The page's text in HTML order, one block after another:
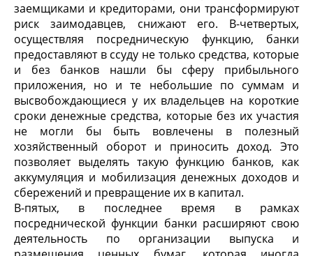
заемщиками и кредиторами, они трансформируют
риск заимодавцев, снижают его. В-четвертых,
осуществляя посредническую функцию, банки
предоставляют в ссуду не только средства, которые
и без банков нашли бы сферу прибыльного
приложения, но и те небольшие по суммам и
высвобождающиеся у их владельцев на короткие
сроки денежные средства, которые без их участия
не могли бы быть вовлечены в полезный
хозяйственный оборот и приносить доход. Это
позволяет выделять такую функцию банков, как
аккумуляция и мобилизация денежных доходов и
сбережений и превращение их в капитал.
В-пятых, в последнее время в рамках
посреднической функции банки расширяют свою
деятельность по организации выпуска и